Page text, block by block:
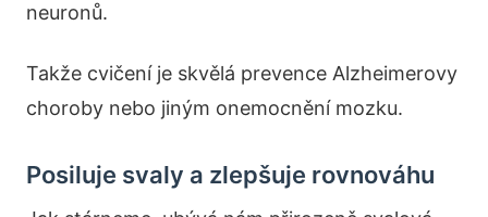
neuronů.
Takže cvičení je skvělá prevence Alzheimerovy
choroby nebo jiným onemocnění mozku.
Posiluje svaly a zlepšuje rovnováhu